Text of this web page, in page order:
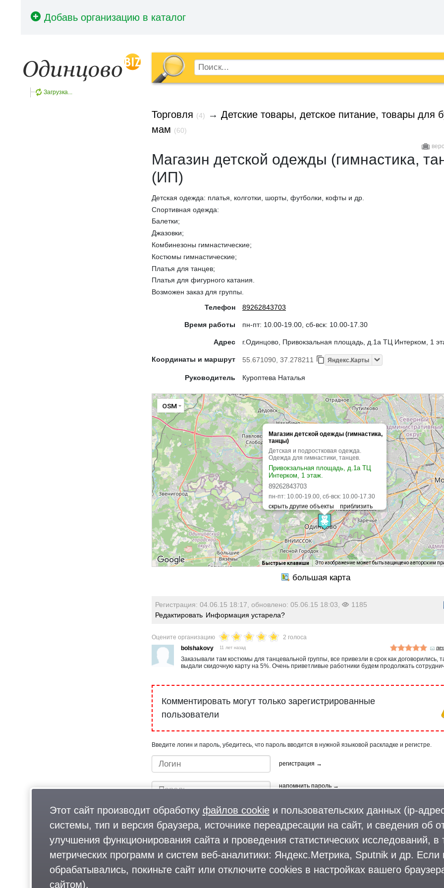
Загрузка...
Торговля (4) → Детские товары, детское питание, товары для
мам (60)
Магазин детской одежды (гимнастика,
(ИП)
Детская одежда: платья, колготки, шорты, футболки, кофты и др.
Спортивная одежда:
Балетки;
Джазовки;
Комбинезоны гимнастические;
Костюмы гимнастические;
Платья для танцев;
Платья для фигурного катания.
Возможен заказ для группы.
Телефон
89262843703
Время работы пн-пт: 10.00-19.00, сб-вск: 10.00-17.30
Адрес г.Одинцово, Привокзальная площадь, д.1а ТЦ Интерком, 1
Координаты и маршрут 55.671090, 37.278211 Яндекс.Карты
Руководитель Куроптева Наталья
Магазин детской одежды (гимнастика,
танцы)
Детская и подростковая одежда.
Одежда для гимнастики, танцев.
Привокзальная площадь, д.1а ТЦ
Интерком, 1 этаж.
89262843703
пн-пт: 10.00-19.00, сб-вск: 10.00-17.30
OSM
Быстрые клавиши Это изображение может быть защищено авторским
Регистрация: 04.06.15 18:17, обновлено: 05.06.15 18:03,
1185
Редактировать Информация устарела?
Оцените организацию
2 голоса
bolshakovy
11 лет назад
Заказывали там костюмы для танцевальной группы, все привезли в срок как договорились,
выдали скидочную карту на 5%. Очень приветливые работники будем продолжать
Комментировать могут только зарегистрированные
пользователи
Введите логин и пароль, убедитесь, что пароль вводится в нужной языковой раскладке и регистре.
регистрация →
напомнить пароль →
Быстрый вход/регистрация, используя профиль в:
Этот сайт производит обработку файлов cookieи пользовательских данных (ip-
системы, тип и версия браузера, источнике переадресации на сайт, и сведения об
улучшения функционирования сайта и проведения статистических исследований,
метрических программ и систем веб-аналитики: Яндекс.Метрика, Sputnik и др.
обрабатывались, покиньте сайт или отключите cookies в настройках вашего
сайтом).